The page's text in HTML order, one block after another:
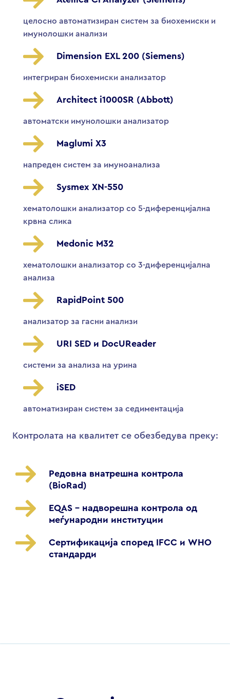
целосно автоматизиран систем за биохемиски и
имунолошки анализи
Dimension EXL 200 (Siemens)
интегриран биохемиски анализатор
Architect i1000SR (Abbott)
автоматски имунолошки анализатор
Maglumi X3
напреден систем за имуноанализа
Sysmex XN-550
хематолошки анализатор со 5-диференцијална
крвна слика
Medonic M32
хематолошки анализатор со 3-диференцијална
анализа
RapidPoint 500
анализатор за гасни анализи
URI SED и DocUReader
системи за анализа на урина
iSED
автоматизиран систем за седиментација
Контролата на квалитет се обезбедува преку:
Редовна внатрешна контрола
(BioRad)
EQAS – надворешна контрола од
меѓународни институции
Сертификација според IFCC и WHO
стандарди